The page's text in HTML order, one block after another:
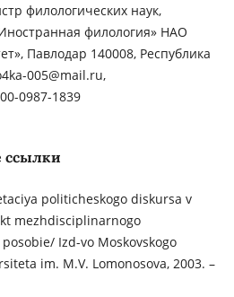
филологических наук,
филология» НАО
Павлодар 140008, Республика
005@mail.ru,
0987-1839
ссылки
politicheskogo diskursa v
mezhdisciplinarnogo
Izd-vo Moskovskogo
im. M.V. Lomonosova, 2003. –